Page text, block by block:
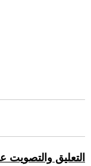
التعليق